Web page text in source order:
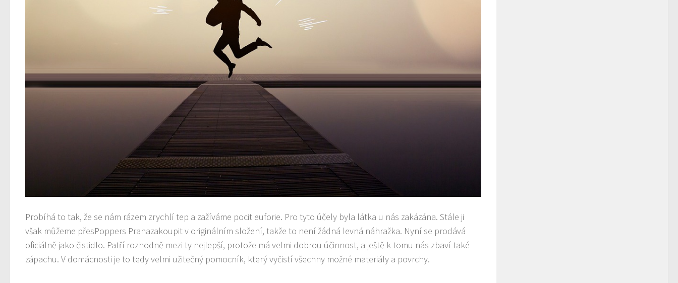
Probíhá to tak, že se nám rázem zrychlí tep a zažíváme pocit euforie. Pro tyto účely byla látka u nás zakázána. Stále ji
však můžeme přesPoppers Prahazakoupit v originálním složení, takže to není žádná levná náhražka. Nyní se prodává
oficiálně jako čistidlo. Patří rozhodně mezi ty nejlepší, protože má velmi dobrou účinnost, a ještě k tomu nás zbaví také
zápachu. V domácnosti je to tedy velmi užitečný pomocník, kterývyčistí všechny možné materiály a povrchy.